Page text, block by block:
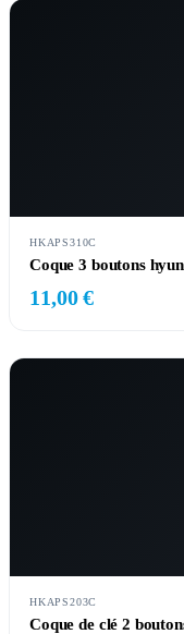
HKAPS310C
Coque 3 boutons
11,00 €
HKAPS203C
Coque de clé 2